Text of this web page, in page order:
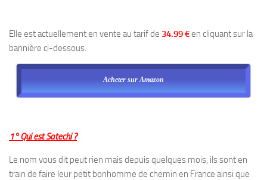
Elle est actuellement en vente au tarif de 34.99 €en cliquant sur la
bannière ci-dessous.
Acheter sur Amazon
1° Qui est Satechi ?
Le nom vous dit peut rien mais depuis quelques mois, ils sont en
train de faire leur petit bonhomme de chemin en France ainsi que